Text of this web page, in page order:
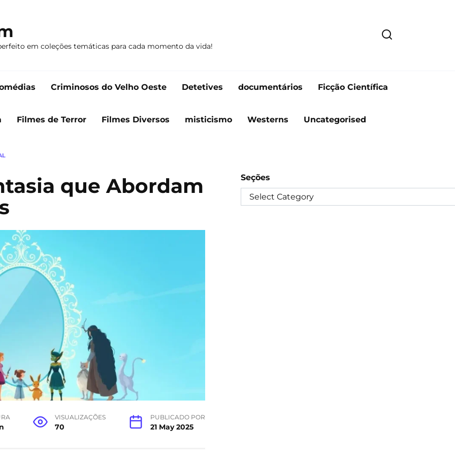
em coleções temáticas para cada momento da vida!
Criminosos do Velho Oeste Detetives documentários Ficção Científica
Filmes de Terror Filmes Diversos misticismo Westerns Uncategorised
que Abordam
VISUALIZAÇÕES
70
PUBLICADO POR
21 May 2025
Seções